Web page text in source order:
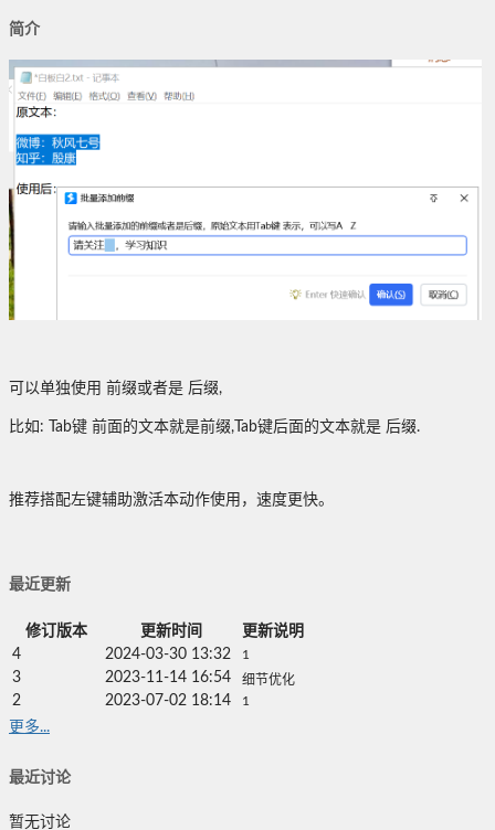
简介
可以单独使用 前缀或者是 后缀,
比如: Tab键 前面的文本就是前缀,Tab键后面的文本就是 后缀.
推荐搭配左键辅助激活本动作使用，速度更快。
最近更新
修订版本 更新时间
更新说明
4
2024-03-30 13:32 1
3 2023-11-14 16:54 细节优化
2 2023-07-02 18:14 1
更多...
最近讨论
暂无讨论